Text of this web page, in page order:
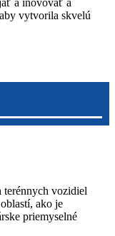
vytvorila skvelú
terénnych vozidiel
ako je
priemyselné